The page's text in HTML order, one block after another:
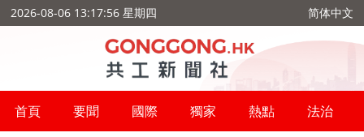
2026-08-06 13:17:57 星期四 简体中文
首頁 要聞 國際 獨家 熱點 法治